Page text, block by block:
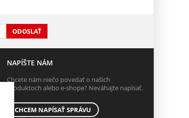
ODOSLAŤ
NAPÍŠTE NÁM
Chcete nám niečo povedať o našich
produktoch alebo e-shope? Neváhajte napísať.
CHCEM NAPÍSAŤ SPRÁVU